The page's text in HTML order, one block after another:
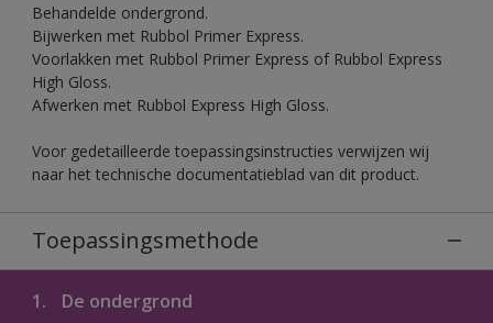
Behandelde ondergrond.
Bijwerken met Rubbol Primer Express.
Voorlakken met Rubbol Primer Express of Rubbol Express
High Gloss.
Afwerken met Rubbol Express High Gloss.
Voor gedetailleerde toepassingsinstructies verwijzen wij
naar het technische documentatieblad van dit product.
Toepassingsmethode
1. De ondergrond